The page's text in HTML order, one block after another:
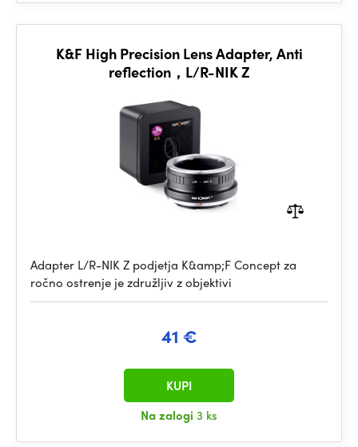
K&F High Precision Lens Adapter, Anti
reflection，L/R-NIK Z
Adapter L/R-NIK Z podjetja K&amp;F Concept za
ročno ostrenje je združljiv z objektivi
41 €
Na zalogi 3 ks
KUPI